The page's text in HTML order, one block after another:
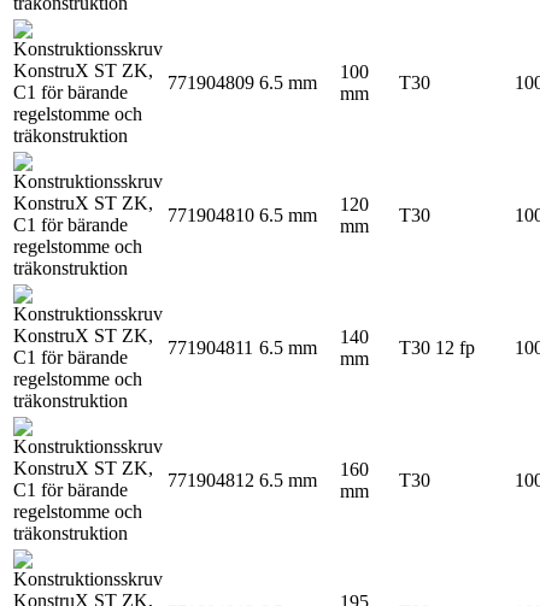
771904809 6.5 mm
100
mm
T30
771904810 6.5 mm
120
mm
T30
771904811 6.5 mm
140
mm
T30 12 fp
771904812 6.5 mm
160
mm
T30
195